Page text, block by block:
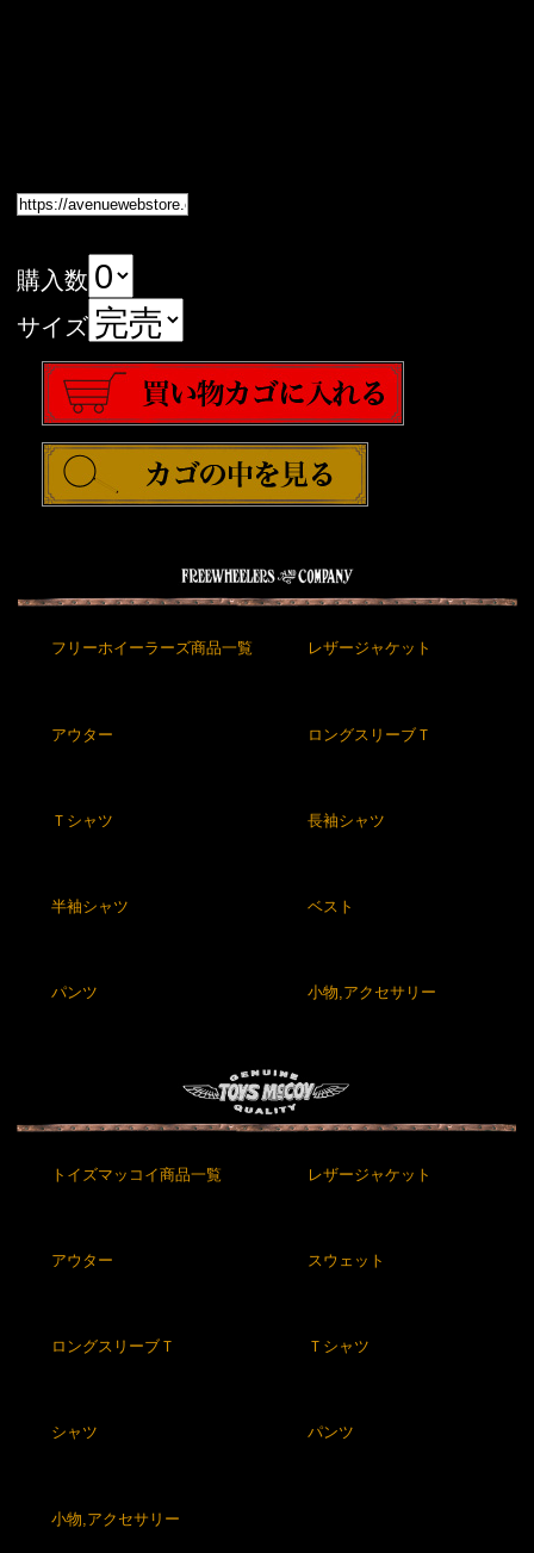
購入数
サイズ
フリーホイーラーズ商品一覧 レザージャケット
アウター ロングスリーブＴ
Ｔシャツ 長袖シャツ
半袖シャツ ベスト
パンツ 小物,アクセサリー
トイズマッコイ商品一覧 レザージャケット
アウター スウェット
ロングスリーブＴ Ｔシャツ
シャツ パンツ
小物,アクセサリー